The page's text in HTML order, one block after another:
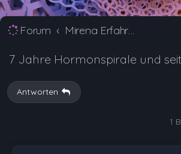
Forum Mirena Erfahrungsberichte und Nebenwirkungen
7 Jahre Hormonspirale und
Antworten
1